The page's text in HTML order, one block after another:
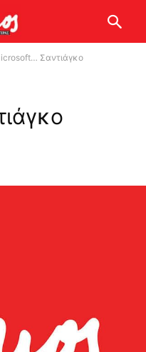
Σαντιάγκο